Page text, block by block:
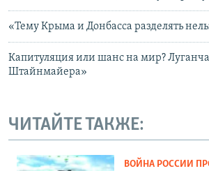
«Тему Крыма и Донбасса разделять
Капитуляция или шанс на мир?
Штайнмайера»
ЧИТАЙТЕ ТАКЖЕ:
ВОЙНА РОССИИ